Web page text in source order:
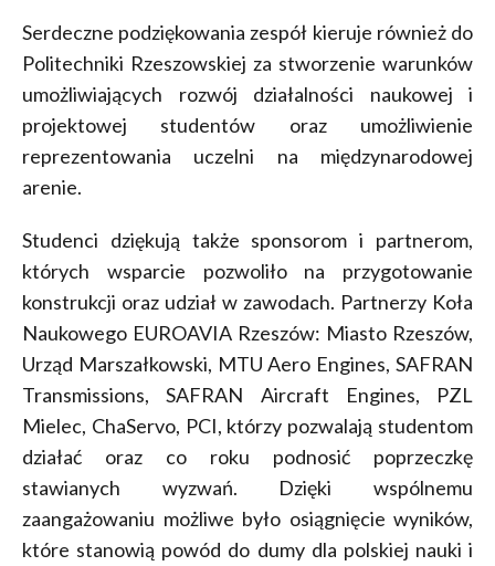
Serdeczne podziękowania zespół kieruje również do
Politechniki Rzeszowskiej za stworzenie warunków
umożliwiających rozwój działalności naukowej i
projektowej studentów oraz umożliwienie
reprezentowania uczelni na międzynarodowej
arenie.
Studenci dziękują także sponsorom i partnerom,
których wsparcie pozwoliło na przygotowanie
konstrukcji oraz udział w zawodach. Partnerzy Koła
Naukowego EUROAVIA Rzeszów: Miasto Rzeszów,
Urząd Marszałkowski, MTU Aero Engines, SAFRAN
Transmissions, SAFRAN Aircraft Engines, PZL
Mielec, ChaServo, PCI, którzy pozwalają studentom
działać oraz co roku podnosić poprzeczkę
stawianych wyzwań. Dzięki wspólnemu
zaangażowaniu możliwe było osiągnięcie wyników,
które stanowią powód do dumy dla polskiej nauki i